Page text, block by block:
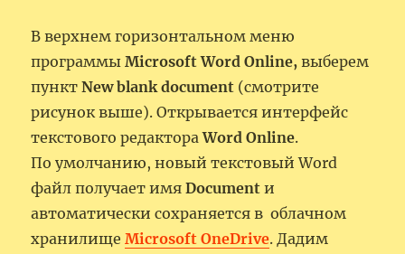
В верхнем горизонтальном меню
программыMicrosoft Word Online, выберем
пунктNew blank document (смотрите
рисунок выше). Открывается интерфейс
текстового редактораWord Online.
По умолчанию, новый текстовый Word
файл получает имяDocumentи
автоматически сохраняется в облачном
хранилищеMicrosoft OneDrive. Дадим